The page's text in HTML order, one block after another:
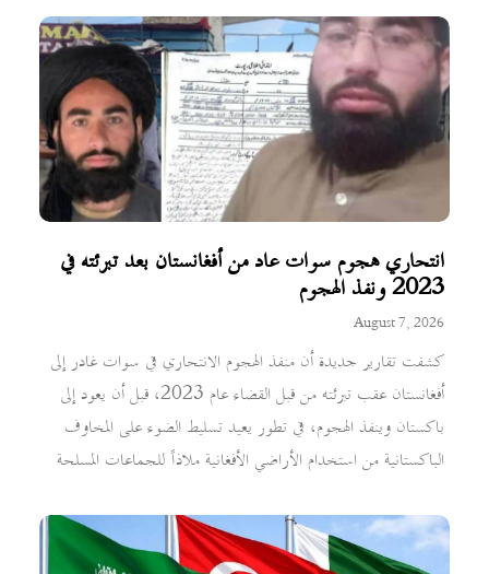
انتحاري هجوم سوات عاد من أفغانستان بعد تبرئته في
2023 ونفذ الهجوم
August 7, 2026
كشفت تقارير جديدة أن منفذ الهجوم الانتحاري في سوات غادر إلى
أفغانستان عقب تبرئته من قبل القضاء عام 2023، قبل أن يعود إلى
باكستان وينفذ الهجوم، في تطور يعيد تسليط الضوء على المخاوف
الباكستانية من استخدام الأراضي الأفغانية ملاذاً للجماعات المسلحة